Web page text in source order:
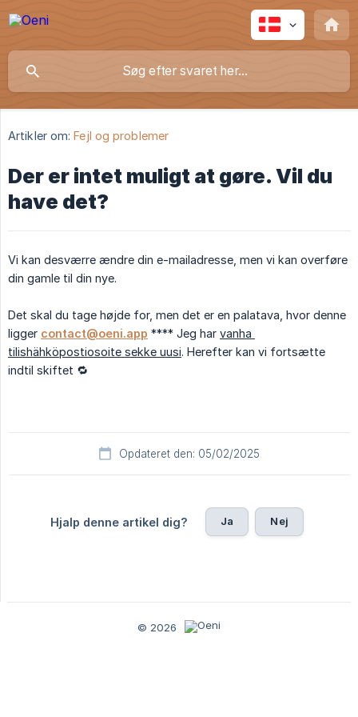
Artikler om: Fejl og problemer
Der er intet muligt at gøre. Vil du
have det?
Vi kan desværre ændre din e-mailadresse, men vi kan overføre
din gamle til din nye.
Det skal du tage højde for, men det er en palatava, hvor denne
ligger contact@oeni.app **** Jeg har vanha
tilishähköpostiosoite sekke uusi. Herefter kan vi fortsætte
indtil skiftet 🔁
Opdateret den: 05/02/2025
Hjalp denne artikel dig? Ja Nej
© 2026